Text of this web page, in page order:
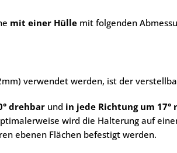
mit einer Hülle mit folgenden
verwendet werden, ist der
drehbar und in jede Richtung um 17°
wird die Halterung auf
ebenen Flächen befestigt werden.